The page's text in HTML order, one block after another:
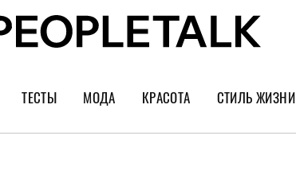
ТЕСТЫ МОДА
Тренды
КРАСОТА
Уход за лицом
СТИЛЬ ЖИЗНИ
Культура